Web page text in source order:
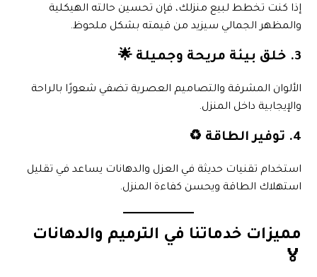
إذا كنت تخطط لبيع منزلك، فإن تحسين حالته الهيكلية
والمظهر الجمالي سيزيد من قيمته بشكل ملحوظ.
3. خلق بيئة مريحة وجميلة 🌟
الألوان المشرقة والتصاميم العصرية تضفي شعورًا بالراحة
والإيجابية داخل المنزل.
4. توفير الطاقة ♻️
استخدام تقنيات حديثة في العزل والدهانات يساعد في تقليل
استهلاك الطاقة ويحسن كفاءة المنزل.
مميزات خدماتنا في الترميم والدهانات
🏅